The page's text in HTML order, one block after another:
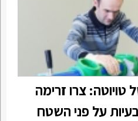
טויוטה: צרו זרימה
על פני השטח